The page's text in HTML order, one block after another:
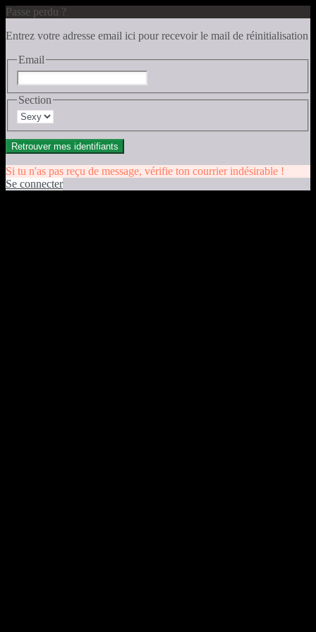
Passe perdu ?
Entrez votre adresse email ici pour recevoir le mail de réinitialisation
Email
Section
Retrouver mes identifiants
Si tu n'as pas reçu de message, vérifie ton courrier indésirable !
Se connecter